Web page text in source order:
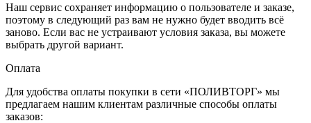
Наш сервис сохраняет информацию о пользователе и заказе,
поэтому в следующий раз вам не нужно будет вводить всё
заново. Если вас не устраивают условия заказа, вы можете
выбрать другой вариант.
Оплата
Для удобства оплаты покупки в сети «ПОЛИВТОРГ» мы
предлагаем нашим клиентам различные способы оплаты
заказов: